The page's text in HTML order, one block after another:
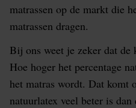
matrassen op de markt die
matrassen dragen.
Bij ons weet je zeker dat de
Hoe hoger het percentage
het matras wordt. Dat komt
natuurlatex veel beter is